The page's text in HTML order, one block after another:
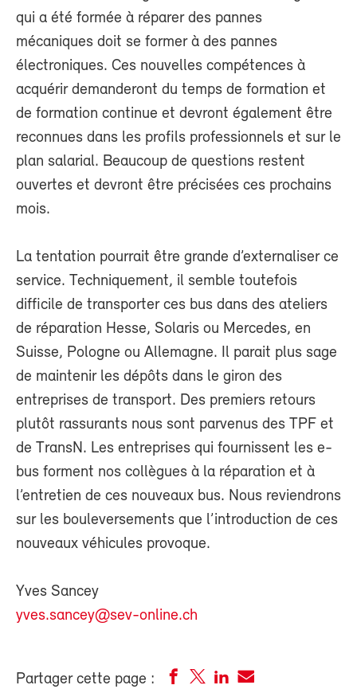
qui a été formée à réparer des pannes
mécaniques doit se former à des pannes
électroniques. Ces nouvelles compétences à
acquérir demanderont du temps de formation et
de formation continue et devront également être
reconnues dans les profils professionnels et sur le
plan salarial. Beaucoup de questions restent
ouvertes et devront être précisées ces prochains
mois.
La tentation pourrait être grande d’externaliser ce
service. Techniquement, il semble toutefois
difficile de transporter ces bus dans des ateliers
de réparation Hesse, Solaris ou Mercedes, en
Suisse, Pologne ou Allemagne. Il parait plus sage
de maintenir les dépôts dans le giron des
entreprises de transport. Des premiers retours
plutôt rassurants nous sont parvenus des TPF et
de TransN. Les entreprises qui fournissent les e-
bus forment nos collègues à la réparation et à
l’entretien de ces nouveaux bus. Nous reviendrons
sur les bouleversements que l’introduction de ces
nouveaux véhicules provoque.
Yves Sancey
yves.sancey@sev-online.ch
Partager cette page :